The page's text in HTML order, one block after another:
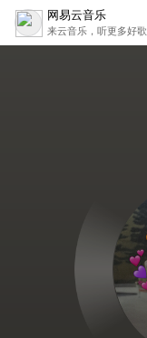
网易云音乐
来云音乐，听更多好歌